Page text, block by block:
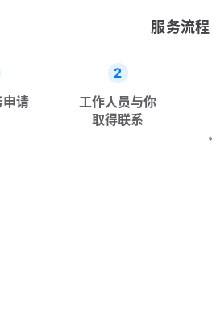
服务流程
申请
2
工作人员与你
取得联系